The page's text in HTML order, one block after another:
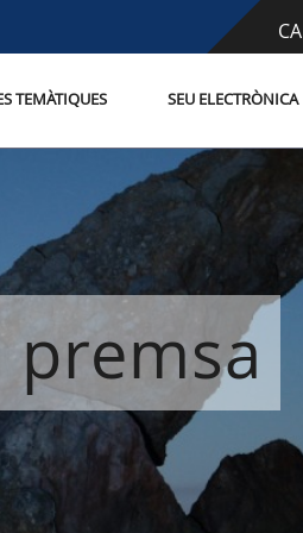
CA
ES
TEMÀTIQUES SEU ELECTRÒNICA